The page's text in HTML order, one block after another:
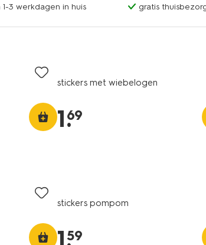
3 werkdagen in huis gratis
stickers met wiebelogen
1.
69
stickers pompom
1.
59